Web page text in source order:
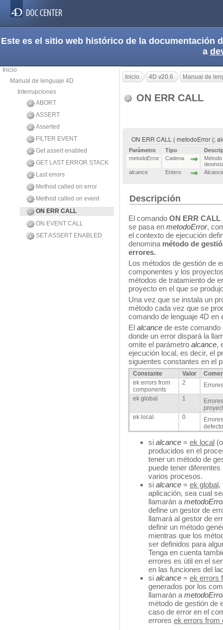
Este es el sitio web histórico de la documentación
a
Inicio
Manual de lenguaje 4D
Interrupciones
ABORT
ASSERT
Asserted
FILTER EVENT
Get assert enabled
GET LAST ERROR STACK
Last errors
Method called on error
Method called on event
ON ERR CALL
ON EVENT CALL
SET ASSERT ENABLED
Inicio 4D v20.6 Manual de
ON ERR CALL
ON ERR CALL ( metodoError {;
Parámetro Tipo
metodoError
Cadena
alcance
Entero
Descripción
El comando ON ERR CALL
se pasa en metodoError,
el contexto de ejecución
denomina método de
errores.
Los métodos de gestión de
componentes y los
métodos de tratamiento de
proyecto en el que se
Una vez que se instala un
método cada vez que se
comando de lenguaje 4D en
El alcance de este comando
donde un error dispará la
omite el parámetro alcance,
ejecución local, es decir, el
siguientes constantes en el
Constante Valor
ek errors from
components
2
ek global
1
ek local
0
si alcance = ek local
producidos en el
tener un método de
puede tener
varios procesos.
si alcance = ek global,
aplicación, sea cual
llamarán a
define un gestor de
llamará al gestor de
definir un método
mientras que los
ser definidos para
Tenga en cuenta
errores es útil en el
en las funciones del
si alcance = ek errors
generados por los
llamarán a
método de gestión de
caso de error en el
errores ek errors from